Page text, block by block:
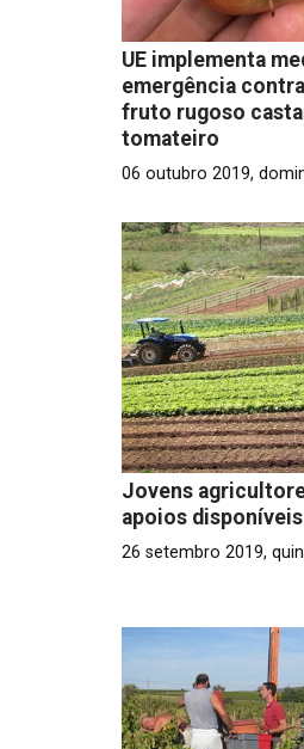
UE implementa
emergência
fruto rugoso
tomateiro
06 outubro 2019,
Jovens
apoios disponíveis
26 setembro 2019,